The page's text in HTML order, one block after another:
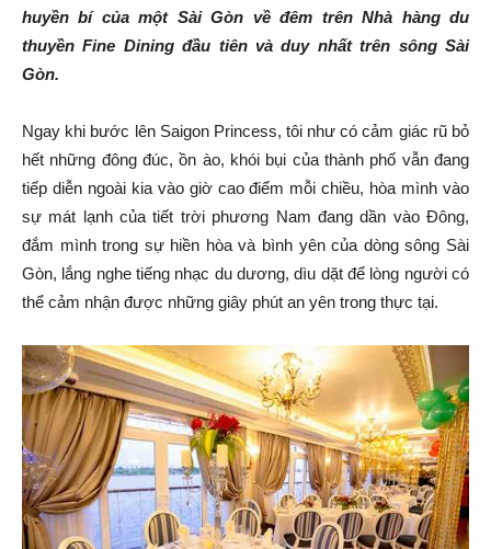
huyền bí của một Sài Gòn về đêm trên Nhà hàng du
thuyền Fine Dining đầu tiên và duy nhất trên sông Sài
Gòn.
Ngay khi bước lên Saigon Princess, tôi như có cảm giác rũ bỏ
hết những đông đúc, ồn ào, khói bụi của thành phố vẫn đang
tiếp diễn ngoài kia vào giờ cao điểm mỗi chiều, hòa mình vào
sự mát lạnh của tiết trời phương Nam đang dần vào Đông,
đắm mình trong sự hiền hòa và bình yên của dòng sông Sài
Gòn, lắng nghe tiếng nhạc du dương, dìu dặt để lòng người có
thể cảm nhận được những giây phút an yên trong thực tại.